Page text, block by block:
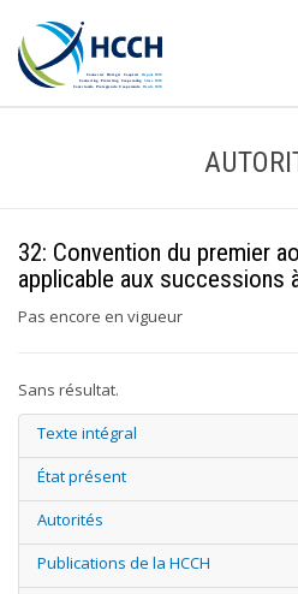
32: Convention du premier
applicable aux successions
Pas encore en vigueur
Sans résultat.
Texte intégral
État présent
Autorités
Publications de la HCCH